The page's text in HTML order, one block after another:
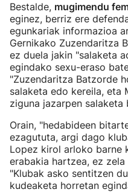
Bestalde, mugimendu
eginez, berriz ere
egunkariak informazioa
Gernikako Zuzendaritza
ez duela jakin "salaketa
egindako sexu-eraso
"Zuzendaritza Batzorde
salaketa edo kereila, eta
ziguna jazarpen
Orain, "hedabideen
ezagututa, argi dago
Lopez kirol arloko barne
erabakia hartzea, ez
"Klubak asko sentitzen
kudeaketa horretan